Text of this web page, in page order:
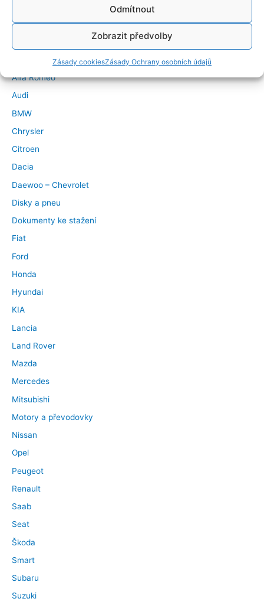
Odmítnout
Zobrazit předvolby
Zásady cookiesZásady Ochrany osobních údajů
← →
Značky vozidel
Alfa Romeo
Audi
BMW
Chrysler
Citroen
Dacia
Daewoo – Chevrolet
Disky a pneu
Dokumenty ke stažení
Fiat
Ford
Honda
Hyundai
KIA
Lancia
Land Rover
Mazda
Mercedes
Mitsubishi
Motory a převodovky
Nissan
Opel
Peugeot
Renault
Saab
Seat
Škoda
Smart
Subaru
Suzuki